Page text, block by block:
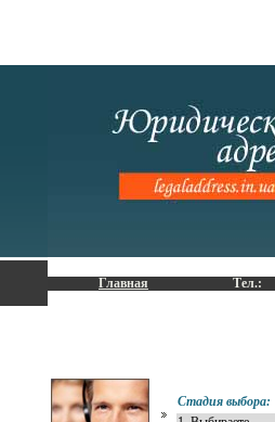
Главная Тел.:
Стадия выбора: